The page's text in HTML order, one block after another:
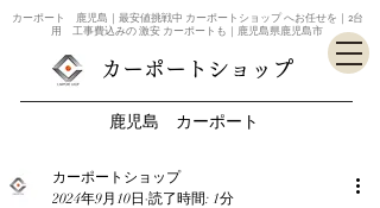
カーポートショップ
カーポート 鹿児島｜最安値挑戦中 カーポートショップ へお任せを｜2台
用 工事費込みの 激安 カーポートも｜鹿児島県鹿児島市
鹿児島 カーポート
カーポートショップ
2024年9月10日 読了時間: 1分